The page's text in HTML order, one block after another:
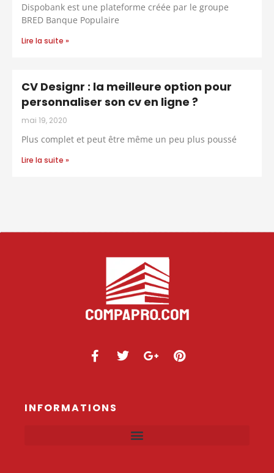
Dispobank est une plateforme créée par le groupe
BRED Banque Populaire
Lire la suite »
CV Designr : la meilleure option pour
personnaliser son cv en ligne ?
mai 19, 2020
Plus complet et peut être même un peu plus poussé
Lire la suite »
INFORMATIONS